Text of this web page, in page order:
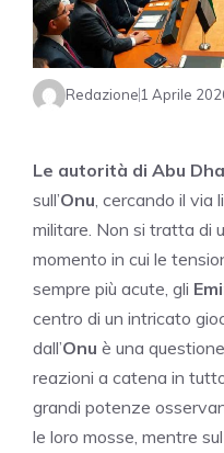
Redazione1 Aprile
Le autorità di Abu
sull’Onu , cercando il
militare. Non si tratta di
momento in cui le
sempre più acute, gli
centro di un intricato
dall’Onu è una
reazioni a catena in
grandi potenze
le loro mosse, mentre